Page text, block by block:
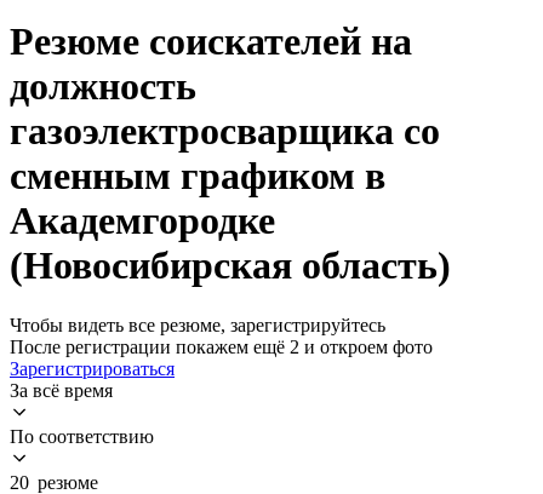
Резюме соискателей на
должность
газоэлектросварщика со
сменным графиком в
Академгородке
(Новосибирская область)
Чтобы видеть все резюме, зарегистрируйтесь
После регистрации покажем ещё 2 и откроем фото
Зарегистрироваться
За всё время
По соответствию
20 резюме